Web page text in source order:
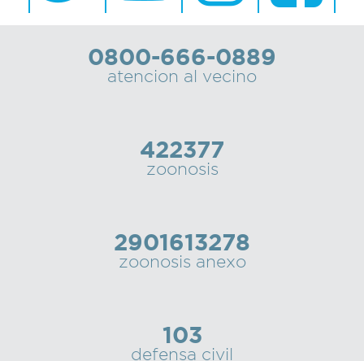
0800-666-0889
atencion al vecino
422377
zoonosis
2901613278
zoonosis anexo
103
defensa civil